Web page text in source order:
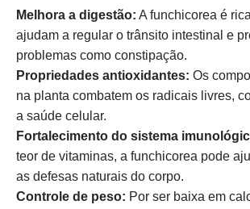
Melhora a digestão: A funchicorea é
ajudam a regular o trânsito intestinal e
problemas como constipação.
Propriedades antioxidantes: Os
na planta combatem os radicais livres,
a saúde celular.
Fortalecimento do sistema
teor de vitaminas, a funchicorea pode
as defesas naturais do corpo.
Controle de peso: Por ser baixa em